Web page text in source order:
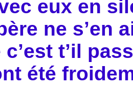
eux en
ne s’en
c’est t’il
été